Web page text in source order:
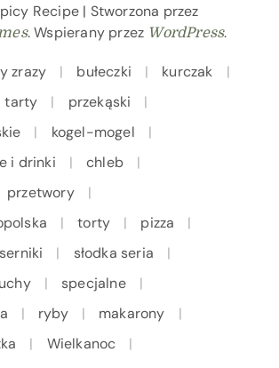
Recipe | Stworzona przez
. Wspierany przez WordPress.
zrazy bułeczki
kurczak
tarty
przekąski
kogel-mogel
i drinki
chleb
przetwory
torty
pizza
serniki
słodka seria
specjalne
ryby
makarony
Wielkanoc